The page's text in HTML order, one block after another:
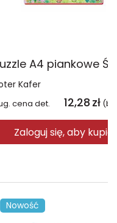
Kafer
cena det. 12,28 zł
Zaloguj się, aby kupić
Nowość